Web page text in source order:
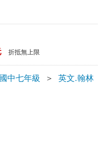
折抵無上限
國中七年級 ＞ 英文.翰林